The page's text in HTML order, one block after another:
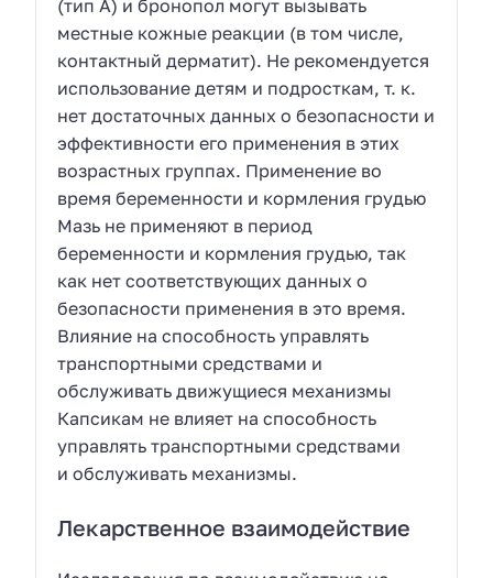
(тип А) и бронопол могут вызывать
местные кожные реакции (в том числе,
контактный дерматит). Не рекомендуется
использование детям и подросткам, т. к.
нет достаточных данных о безопасности и
эффективности его применения в этих
возрастных группах. Применение во
время беременности и кормления грудью
Мазь не применяют в период
беременности и кормления грудью, так
как нет соответствующих данных о
безопасности применения в это время.
Влияние на способность управлять
транспортными средствами и
обслуживать движущиеся механизмы
Капсикам не влияет на способность
управлять транспортными средствами
и обслуживать механизмы.
Лекарственное взаимодействие